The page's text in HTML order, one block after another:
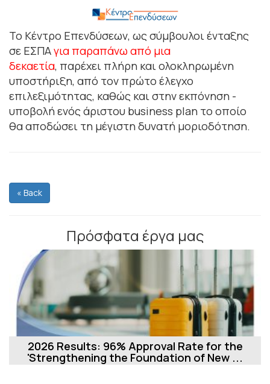
Το Κέντρο Επενδύσεων, ως σύμβουλοι ένταξης
σε ΕΣΠΑγια παραπάνω από μια
δεκαετία, παρέχει πλήρη και ολοκληρωμένη
υποστήριξη, από τον πρώτο έλεγχο
επιλεξιμότητας, καθώς και στην εκπόνηση -
υποβολή ενός άριστου business plan το οποίο
θα αποδώσει τη μέγιστη δυνατή μοριοδότηση.
« Back
Πρόσφατα έργα μας
2026 Results: 96% Approval Rate for the
'Strengthening the Foundation of New ...